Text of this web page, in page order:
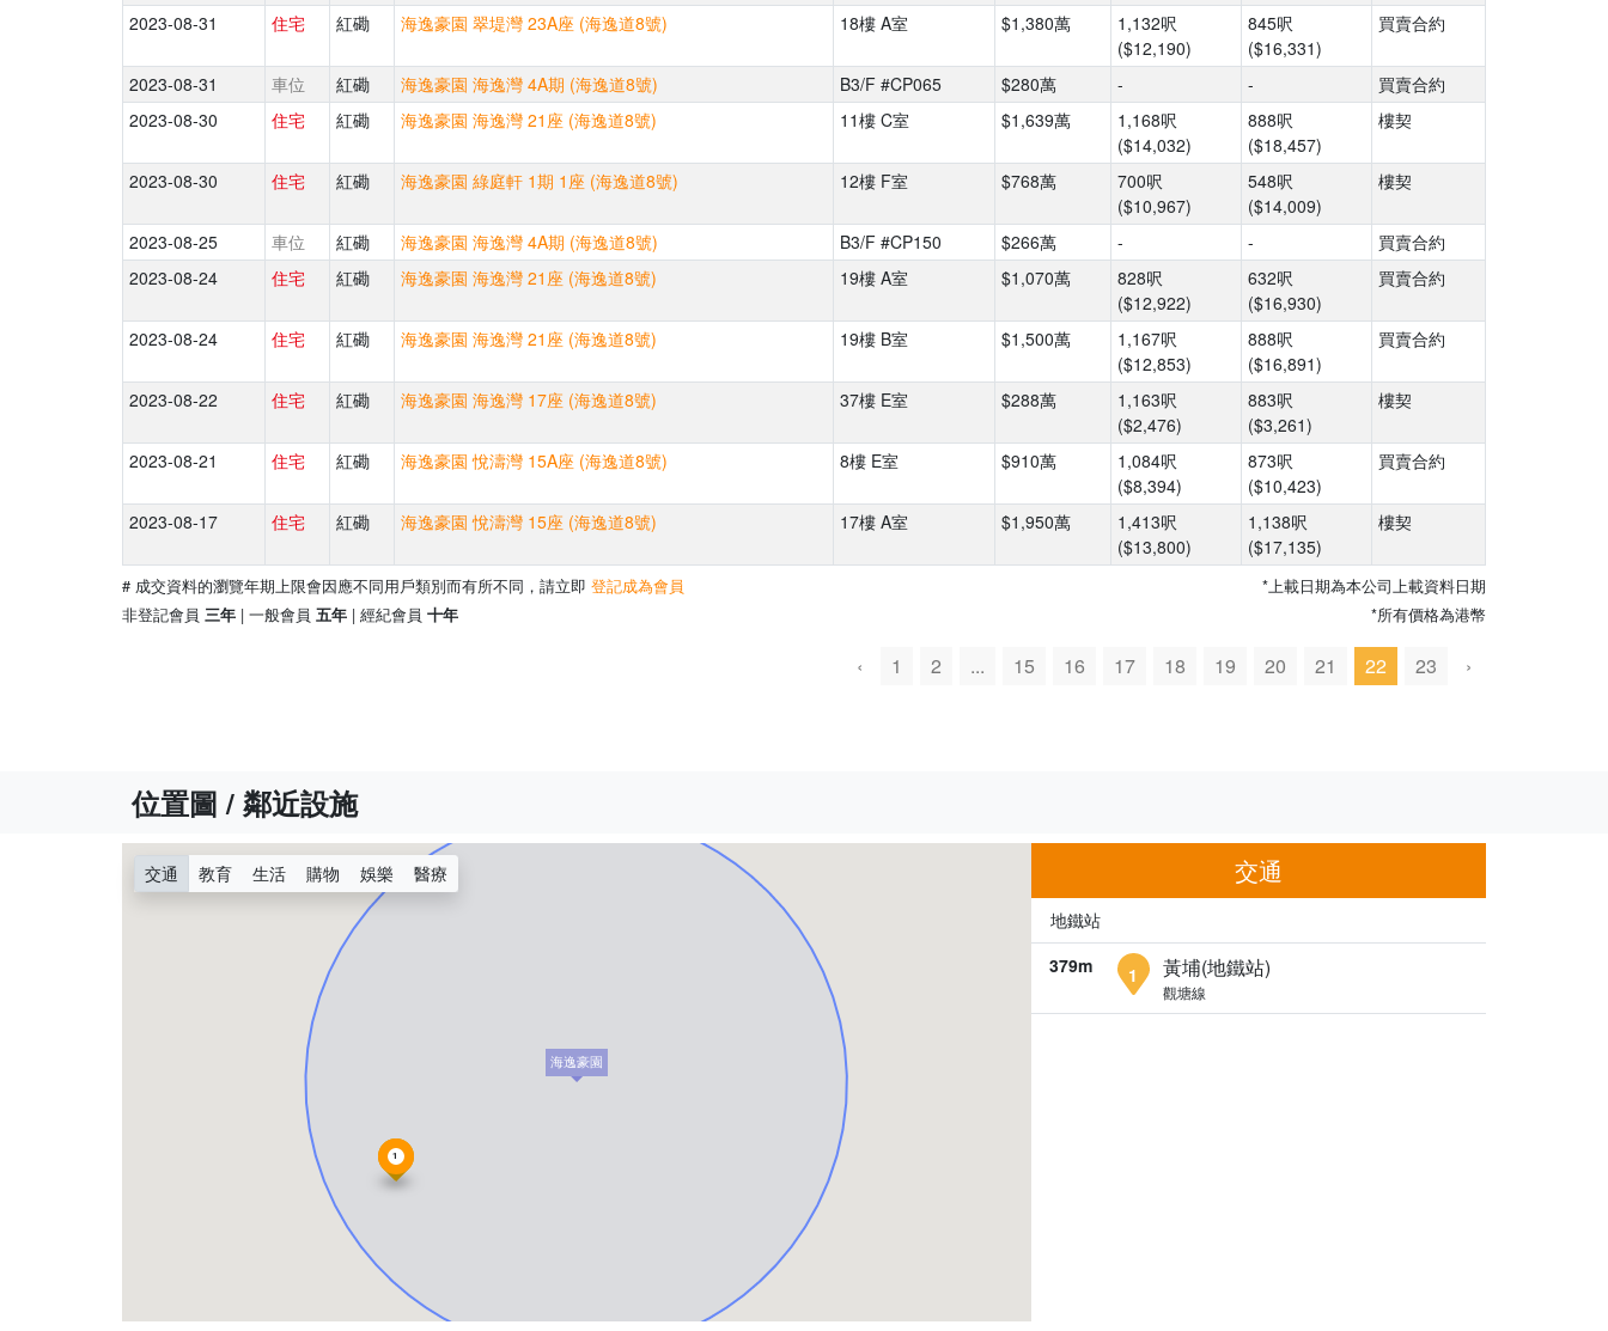
2023-08-31 住宅 紅磡 海逸豪園 翠堤灣 23A座 (海逸道8號) 18樓 A室 $1,380萬
1,132呎
($12,190)
845呎
($16,331)
買賣合約
2023-08-31 車位 紅磡 海逸豪園 海逸灣 4A期 (海逸道8號) B3/F #CP065 $280萬 - -
買賣合約
2023-08-30
住宅 紅磡 海逸豪園 海逸灣 21座 (海逸道8號) 11樓 C室 $1,639萬
1,168呎
($14,032)
888呎
($18,457)
樓契
2023-08-30 住宅 紅磡 海逸豪園 綠庭軒 1期 1座 (海逸道8號) 12樓 F室 $768萬
700呎
($10,967)
548呎
($14,009)
樓契
2023-08-25 車位 紅磡 海逸豪園 海逸灣 4A期 (海逸道8號) B3/F #CP150 $266萬 - -
買賣合約
2023-08-24
住宅 紅磡 海逸豪園 海逸灣 21座 (海逸道8號) 19樓 A室 $1,070萬
828呎
($12,922)
632呎
($16,930)
買賣合約
2023-08-24 住宅 紅磡 海逸豪園 海逸灣 21座 (海逸道8號) 19樓 B室 $1,500萬
1,167呎
($12,853)
888呎
($16,891)
買賣合約
2023-08-22 住宅 紅磡 海逸豪園 海逸灣 17座 (海逸道8號) 37樓 E室 $288萬
1,163呎
($2,476)
883呎
($3,261)
樓契
2023-08-21 住宅 紅磡 海逸豪園 悅濤灣 15A座 (海逸道8號) 8樓 E室 $910萬
1,084呎
($8,394)
873呎
($10,423)
買賣合約
2023-08-17 住宅 紅磡 海逸豪園 悅濤灣 15座 (海逸道8號) 17樓 A室 $1,950萬
1,413呎
($13,800)
1,138呎
($17,135)
樓契
# 成交資料的瀏覽年期上限會因應不同用戶類別而有所不同，請立即 登記成為會員
非登記會員 三年 | 一般會員 五年 | 經紀會員 十年
*上載日期為本公司上載資料日期
*所有價格為港幣
‹ 1 2 ... 15 16 17 18 19 20 21 22 23 ›
位置圖 / 鄰近設施
海逸豪園
1
交通 教育 生活 購物 娛樂 醫療 交通
地鐵站
379m
1 黃埔(地鐵站)
觀塘線